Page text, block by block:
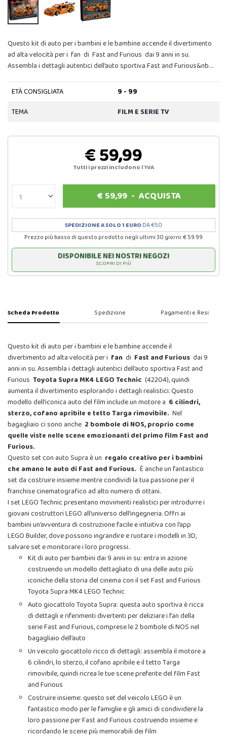
Questo kit di auto per i bambini e le bambine accende il divertimento
ad alta velocità per i fan di Fast and Furious dai 9 anni in su.
Assembla i dettagli autentici dell’auto sportiva Fast and Furious&nb…
ETÀ CONSIGLIATA
9 - 99
TEMA
FILM E SERIE TV
€ 59,99
Tutti i prezzi includono l'IVA
€ 59,99 -ACQUISTA
SPEDIZIONE A SOLO 1 EURO DA €50
Prezzo più basso di questo prodotto negli ultimi 30 giorni: € 59.99
DISPONIBILE NEI NOSTRI NEGOZI
SCOPRI DI PIÙ
Scheda Prodotto Spedizione Pagamenti e Resi
Questo kit di auto per i bambini e le bambine accende il
divertimento ad alta velocità per i fan di Fast and Furious dai 9
anni in su. Assembla i dettagli autentici dell’auto sportiva Fast and
Furious Toyota Supra MK4 LEGO Technic (42204), quindi
aumenta il divertimento esplorando i dettagli realistici. Questo
modello dell'iconica auto del film include un motore a 6 cilindri,
sterzo, cofano apribile e tetto Targa rimovibile. Nel
bagagliaio ci sono anche 2 bombole di NOS, proprio come
quelle viste nelle scene emozionanti del primo film Fast and
Furious.
Questo set con auto Supra è un regalo creativo per i bambini
che amano le auto di Fast and Furious. È anche un fantastico
set da costruire insieme mentre condividi la tua passione per il
franchise cinematografico ad alto numero di ottani.
I set LEGO Technic presentano movimenti realistici per introdurre i
giovani costruttori LEGO all’universo dell’ingegneria. Offri ai
bambini un’avventura di costruzione facile e intuitiva con l’app
LEGO Builder, dove possono ingrandire e ruotare i modelli in 3D,
salvare set e monitorare i loro progressi.
Kit di auto per bambini dai 9 anni in su: entra in azione
costruendo un modello dettagliato di una delle auto più
iconiche della storia del cinema con il set Fast and Furious
Toyota Supra MK4 LEGO Technic
Auto giocattolo Toyota Supra: questa auto sportiva è ricca
di dettagli e riferimenti divertenti per deliziare i fan della
serie Fast and Furious, comprese le 2 bombole di NOS nel
bagagliaio dell’auto
Un veicolo giocattolo ricco di dettagli: assembla il motore a
6 cilindri, lo sterzo, il cofano apribile e il tetto Targa
rimovibile, quindi ricrea le tue scene preferite del film Fast
and Furious
Costruire insieme: questo set del veicolo LEGO è un
fantastico modo per le famiglie e gli amici di condividere la
loro passione per Fast and Furious costruendo insieme e
ricordando le scene più memorabili dei film